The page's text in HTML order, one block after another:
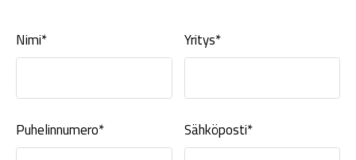
Nimi* Yritys*
Puhelinnumero* Sähköposti*